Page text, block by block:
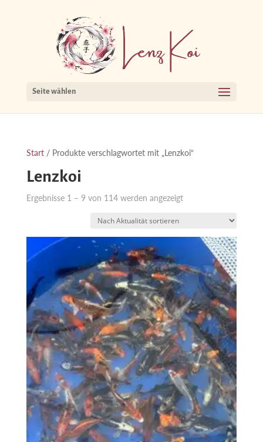
Seite wählen
Start/ Produkte verschlagwortet mit „Lenzkoi“
Lenzkoi
Ergebnisse 1 – 9 von 114 werden angezeigtNach